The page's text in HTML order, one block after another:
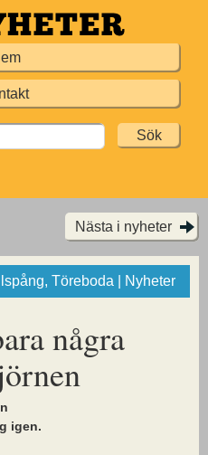
Nästa i nyheter
Töreboda | Nyheter
några
igen.